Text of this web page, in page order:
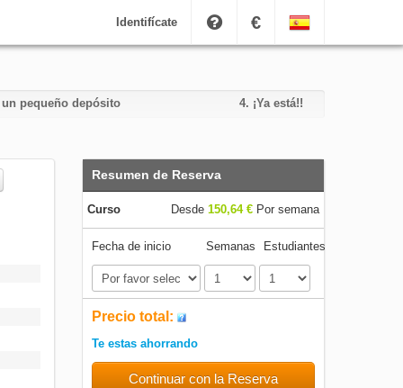
Identifícate €
pequeño depósito 4. ¡Ya está!!
Resumen de Reserva
Curso Desde 150,64 €Por semana
Fecha de inicio Semanas Estudiantes
Precio total:
Te estas ahorrando
Continuar con la Reserva